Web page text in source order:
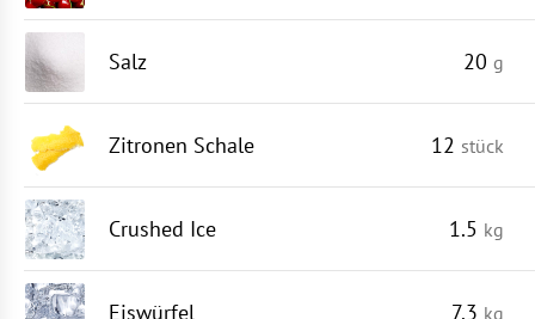
Salz 20 g
Zitronen Schale 12 stück
Crushed Ice 1.5 kg
Eiswürfel 7.3 kg